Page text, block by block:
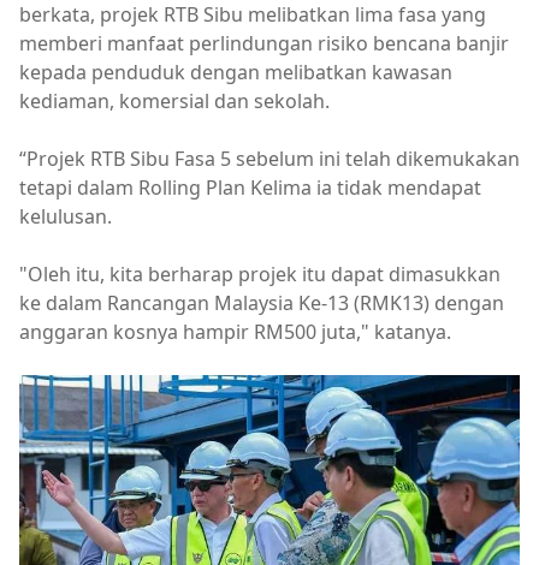
berkata, projek RTB Sibu melibatkan lima fasa yang
memberi manfaat perlindungan risiko bencana banjir
kepada penduduk dengan melibatkan kawasan
kediaman, komersial dan sekolah.
“Projek RTB Sibu Fasa 5 sebelum ini telah dikemukakan
tetapi dalam Rolling Plan Kelima ia tidak mendapat
kelulusan.
"Oleh itu, kita berharap projek itu dapat dimasukkan
ke dalam Rancangan Malaysia Ke-13 (RMK13) dengan
anggaran kosnya hampir RM500 juta," katanya.